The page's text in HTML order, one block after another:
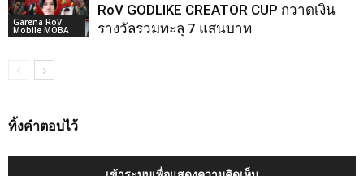
Garena RoV:
Mobile MOBA
RoV GODLIKE CREATOR CUP กวาดเงิน
รางวัลรวมทะลุ 7 แสนบาท
ทิ้งคำตอบไว้